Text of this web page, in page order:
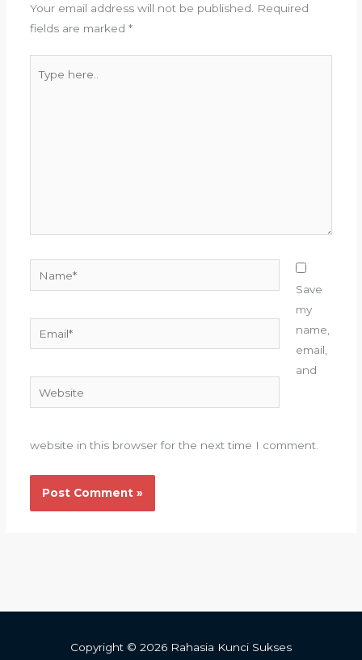
Your email address will not be published.
Required
fields are marked *
here..
Website
Save
my
name,
email,
and
website in this browser for the next time I comment.
Copyright © 2026 Rahasia Kunci Sukses